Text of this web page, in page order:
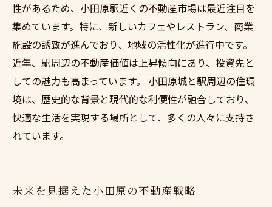
性があるため、小田原駅近くの不動産市場は最近注目を
集めています。特に、新しいカフェやレストラン、商業
施設の誘致が進んでおり、地域の活性化が進行中です。
近年、駅周辺の不動産価値は上昇傾向にあり、投資先と
しての魅力も高まっています。 小田原城と駅周辺の住環
境は、歴史的な背景と現代的な利便性が融合しており、
快適な生活を実現する場所として、多くの人々に支持さ
れています。
未来を見据えた小田原の不動産戦略